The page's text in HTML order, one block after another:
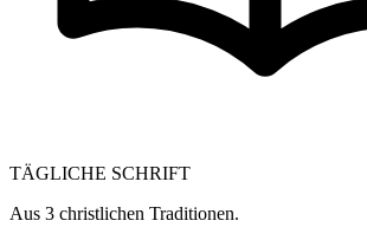
TÄGLICHE SCHRIFT
Aus 3 christlichen Traditionen.